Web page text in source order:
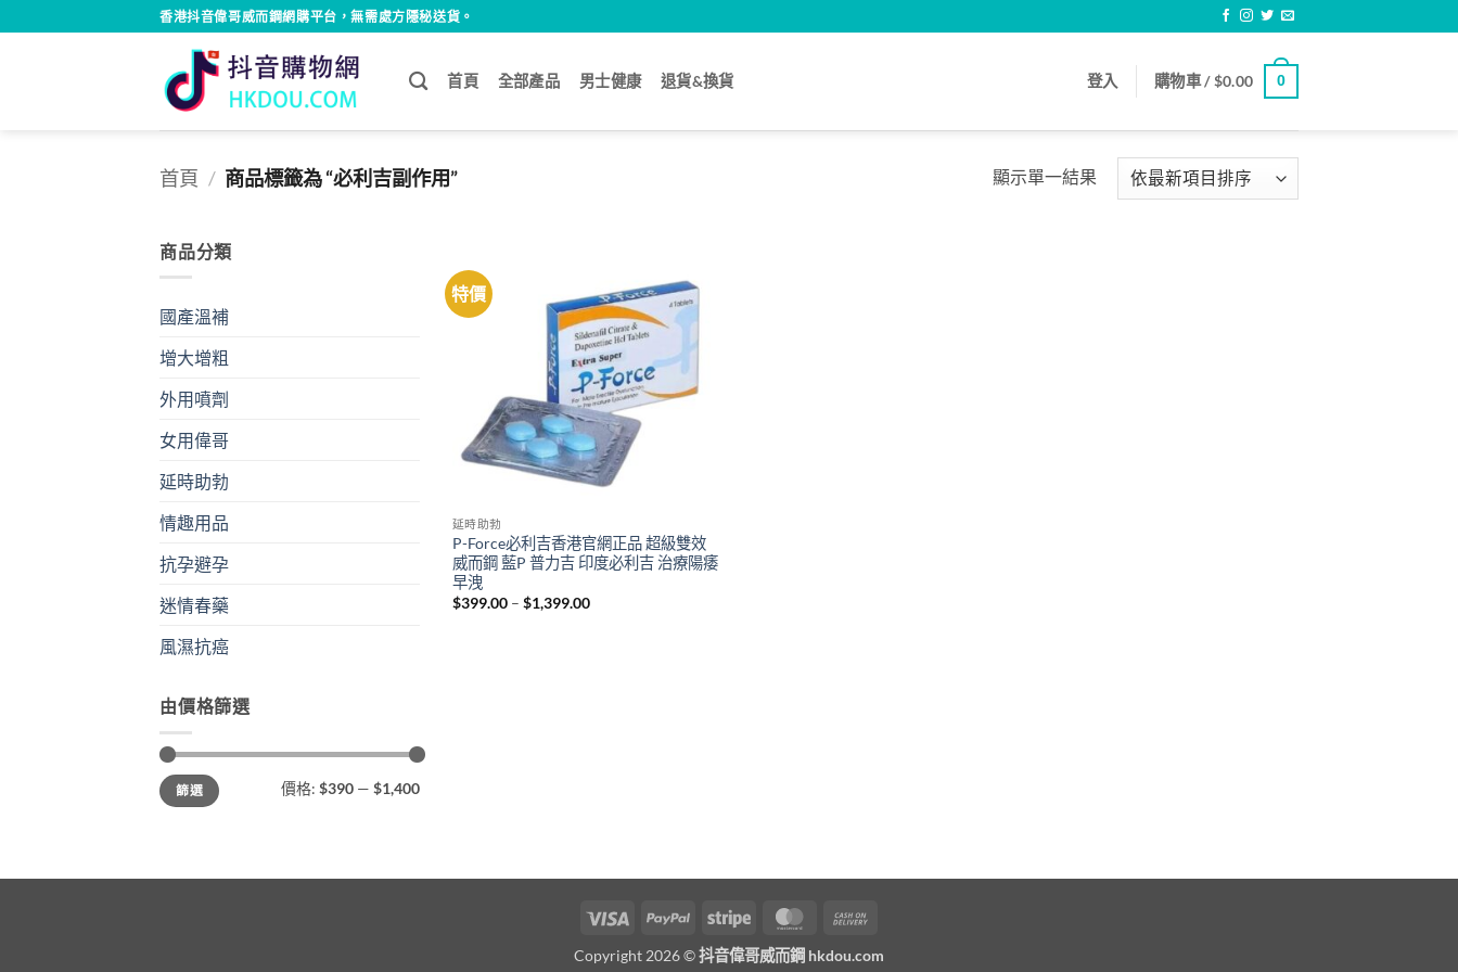
to
香港抖音偉哥威而鋼網購平台，無需處方隱秘送貨。
首頁 全部產品 男士健康 退貨&換貨 登入 購物車 /$0.00 0
首頁 / 商品標籤為 “必利吉副作用” 顯示單一結果
商品分類
國產溫補
增大增粗
外用噴劑
女用偉哥
延時助勃
情趣用品
抗孕避孕
迷情春藥
風濕抗癌
由價格篩選
最
低
價
最
高
價
篩選 價格: $390 — $1,400
特價
延時助勃
P-Force必利吉香港官網正品 超級雙效
威而鋼 藍P 普力吉 印度必利吉 治療陽痿
早洩
$399.00 – $1,399.00Price
Visa PayPal Stripe MasterCard
Delivery
Copyright 2026 ©抖音偉哥威而鋼 hkdou.com